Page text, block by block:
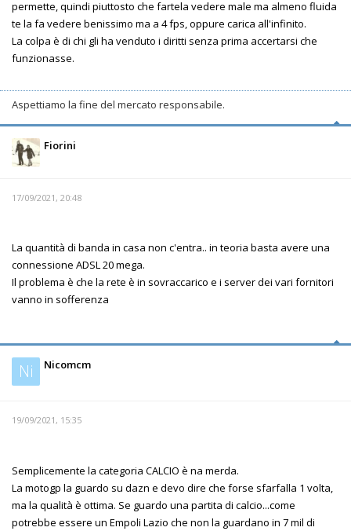
permette, quindi piuttosto che fartela vedere male ma almeno fluida
te la fa vedere benissimo ma a 4 fps, oppure carica all'infinito.
La colpa è di chi gli ha venduto i diritti senza prima accertarsi che
funzionasse.
Aspettiamo la fine del mercato responsabile.
Fiorini
17/09/2021, 20:48
La quantità di banda in casa non c'entra.. in teoria basta avere una
connessione ADSL 20 mega.
Il problema è che la rete è in sovraccarico e i server dei vari fornitori
vanno in sofferenza
Ni Nicomcm
19/09/2021, 15:35
Semplicemente la categoria CALCIO è na merda.
La motogp la guardo su dazn e devo dire che forse sfarfalla 1 volta,
ma la qualità è ottima. Se guardo una partita di calcio...come
potrebbe essere un Empoli Lazio che non la guardano in 7 mil di